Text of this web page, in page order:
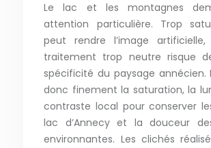
Le lac et les montagnes
attention particulière. Trop
peut rendre l’image artificielle,
traitement trop neutre risque
spécificité du paysage annécien.
donc finement la saturation, la
contraste local pour conserver
lac d’Annecy et la douceur
environnantes. Les clichés